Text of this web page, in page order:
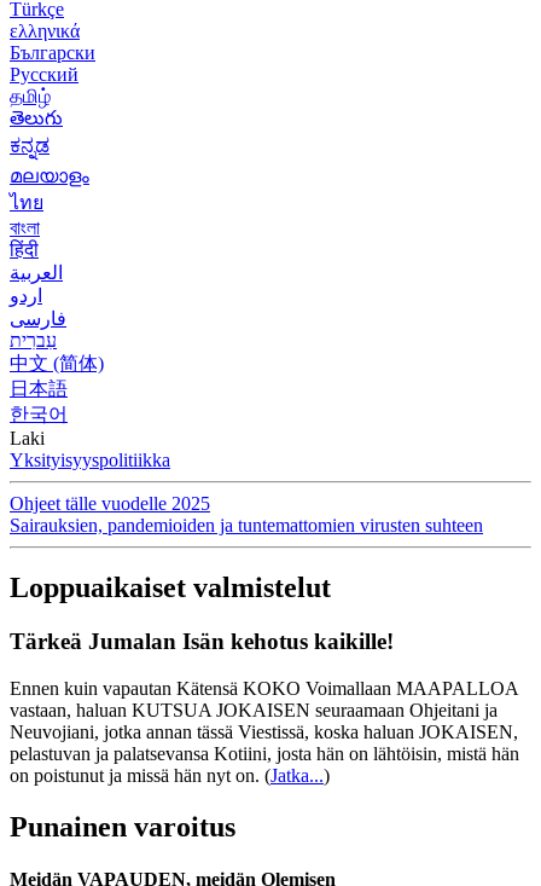
Türkçe
ελληνικά
Български
Русский
தமிழ்
తెలుగు
ಕನ್ನಡ
മലയാളം
ไทย
বাংলা
हिंदी
العربية
اردو
فارسی
עִברִית
中文 (简体)
日本語
한국어
Laki
Yksityisyyspolitiikka
Ohjeet tälle vuodelle 2025
Sairauksien, pandemioiden ja tuntemattomien virusten suhteen
Loppuaikaiset valmistelut
Tärkeä Jumalan Isän kehotus kaikille!
Ennen kuin vapautan Kätensä KOKO Voimallaan MAAPALLOA
vastaan, haluan KUTSUA JOKAISEN seuraamaan Ohjeitani ja
Neuvojiani, jotka annan tässä Viestissä, koska haluan JOKAISEN,
pelastuvan ja palatsevansa Kotiini, josta hän on lähtöisin, mistä hän
on poistunut ja missä hän nyt on. (Jatka...)
Punainen varoitus
Meidän VAPAUDEN, meidän Olemisen